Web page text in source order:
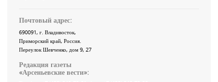
Почтовый адрес:
690091, г. Владивосток,
Приморский край, Россия.
Переулок Шевченко, дом 9, 27
Редакция газеты
«Арсеньевские вести»: